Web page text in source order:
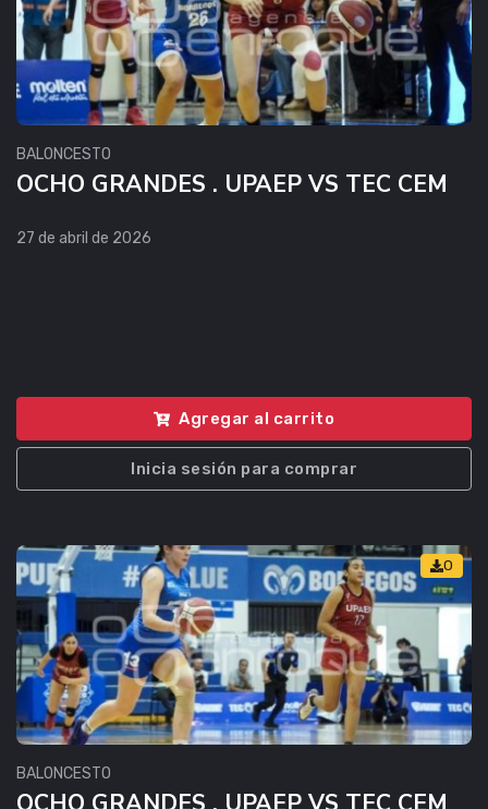
BALONCESTO
OCHO GRANDES . UPAEP VS TEC CEM
27 de abril de 2026
Agregar al carrito
Inicia sesión para comprar
0
BALONCESTO